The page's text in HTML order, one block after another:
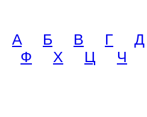
A Б В Г Д
Ф
Х Ц Ч